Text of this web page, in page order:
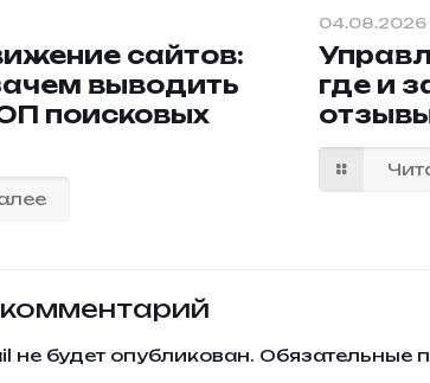
сайтов:
выводить
поисковых
04.08.2026
где и
не будет опубликован. Обязательные